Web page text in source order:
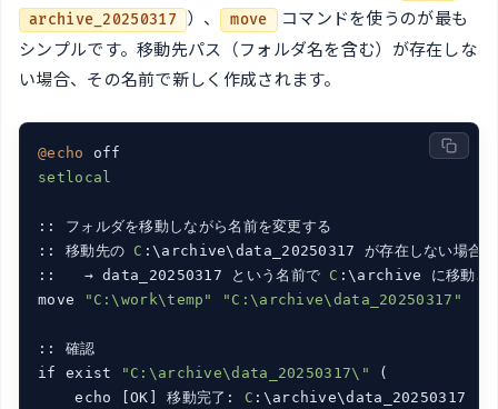
archive_20250317 ）、 move
コマンドを使うのが最も
シンプルです。移動先パス（フォルダ名を含む）が存在しな
い場合、その名前で新しく作成されます。
@echo
setlocal
:: フォルダを移動しながら名前を変更する
:: 移動先の C :\archive\data_20250317 が存在しない場合:
::   → data_20250317 という名前で C :\archive に移動さ
move
"C:\work\temp" "C:\archive\data_20250317"
:: 確認
if exist
"C:\archive\data_20250317\"
(
    echo [OK] 移動完了:
C :\archive\data_20250317